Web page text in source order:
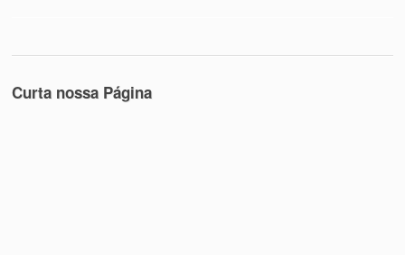
Curta nossa Página